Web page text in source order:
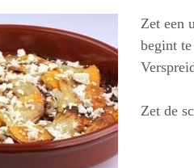
Zet een
begint
Zet de